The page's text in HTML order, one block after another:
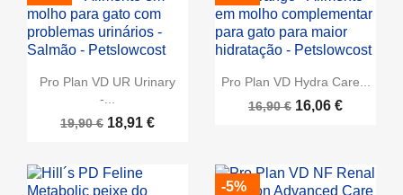
Pro Plan VD UR Urinary
-...
19,90 € 18,91 €
Pro Plan VD Hydra Care...
16,90 € 16,06 €
-5%